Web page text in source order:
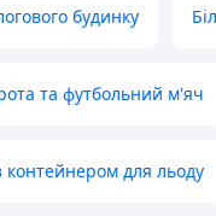
будинку
та футбольний м'яч
контейнером для льоду